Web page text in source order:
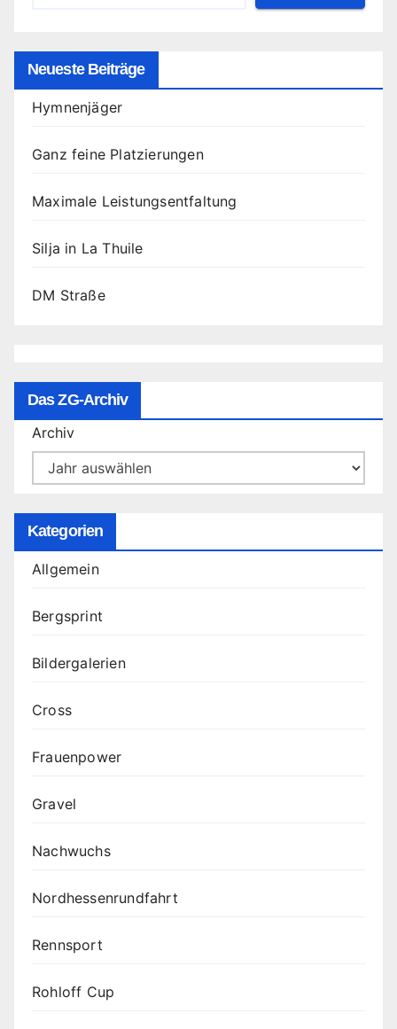
Neueste Beiträge
Hymnenjäger
Ganz feine Platzierungen
Maximale Leistungsentfaltung
Silja in La Thuile
DM Straße
Das ZG-Archiv
Archiv
Kategorien
Allgemein
Bergsprint
Bildergalerien
Cross
Frauenpower
Gravel
Nachwuchs
Nordhessenrundfahrt
Rennsport
Rohloff Cup